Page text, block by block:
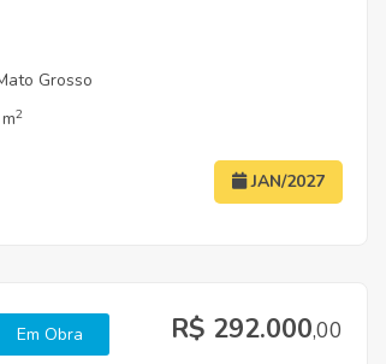
Grosso
2
JAN/2027
Em Obra R$ 292.000,00